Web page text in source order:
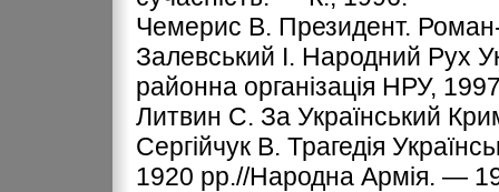
Чемерис В. Президент.
Залевський І. Народний Рух
районна організація НРУ,
Литвин С. За Український
Сергійчук В. Трагедія
1920 рр.//Народна Армія. —